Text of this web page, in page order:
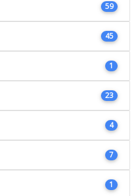
59
45
1
23
4
7
1